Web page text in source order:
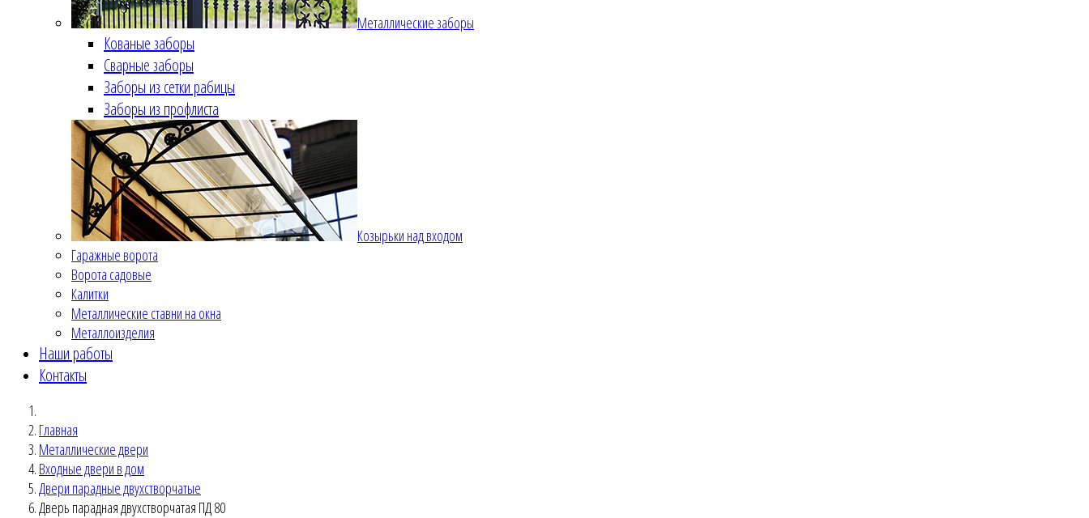
Металлические заборы
Кованые заборы
Сварные заборы
Заборы из сетки рабицы
Заборы из профлиста
Козырьки над входом
Гаражные ворота
Ворота садовые
Калитки
Металлические ставни на окна
Металлоизделия
Наши работы
Контакты
Главная
Металлические двери
Входные двери в дом
Двери парадные двухстворчатые
Дверь парадная двухстворчатая ПД 80